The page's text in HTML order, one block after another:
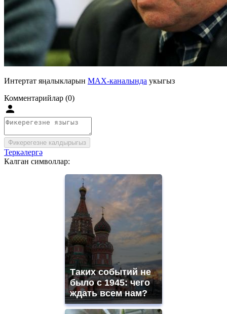
Интертат яңалыкларын MAX-каналында укыгыз
Комментарийлар (0)
Фикерегезне калдырыгыз
Теркәлергә
Калган символлар:
Таких событий не
было с 1945: чего
ждать всем нам?